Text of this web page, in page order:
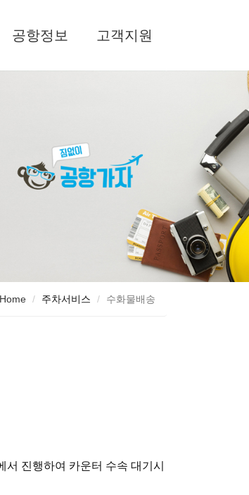
공항정보 고객지원
Home 주차서비스 수화물배송
진행하여 카운터 수속 대기시